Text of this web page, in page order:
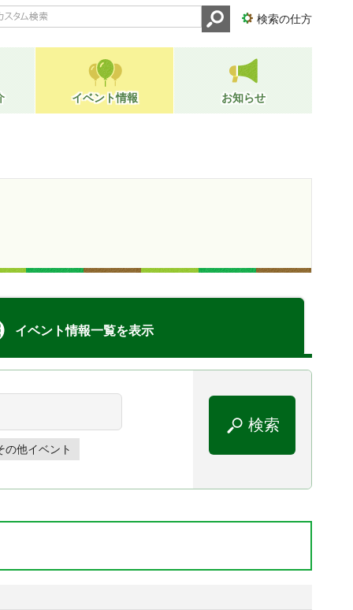
検索の仕方
イベント情報 お知らせ
イベント情報一覧を表示
の他イベント